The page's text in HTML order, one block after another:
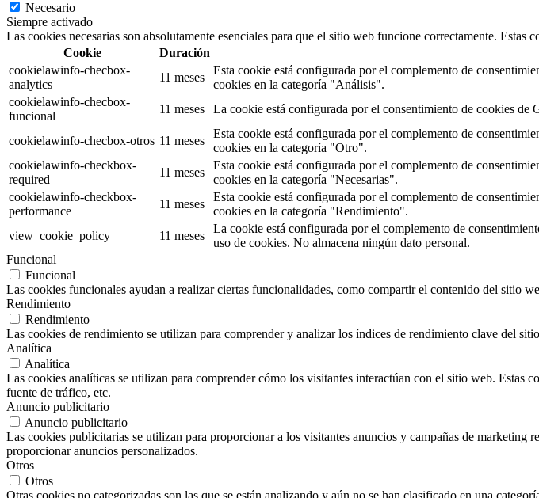
Necesario
Siempre activado
Las cookies necesarias son absolutamente esenciales para que el sitio web funcione correctamente.
Cookie
Duración
cookielawinfo-checbox-
analytics
11 meses
Esta cookie está configurada por el complemento de
cookies en la categoría "Análisis".
cookielawinfo-checbox-
funcional
11 meses La cookie está configurada por el consentimiento de cookies
cookielawinfo-checbox-otros 11 meses
Esta cookie está configurada por el complemento de
cookies en la categoría "Otro".
cookielawinfo-checkbox-
required
11 meses
Esta cookie está configurada por el complemento de
cookies en la categoría "Necesarias".
cookielawinfo-checkbox-
performance
11 meses
Esta cookie está configurada por el complemento de
cookies en la categoría "Rendimiento".
view_cookie_policy
11 meses
La cookie está configurada por el complemento de
uso de cookies. No almacena ningún dato personal.
Funcional
Funcional
Las cookies funcionales ayudan a realizar ciertas funcionalidades, como compartir el contenido del sitio
Rendimiento
Rendimiento
Las cookies de rendimiento se utilizan para comprender y analizar los índices de rendimiento clave del
Analítica
Analítica
Las cookies analíticas se utilizan para comprender cómo los visitantes interactúan con el sitio web. Estas
fuente de tráfico, etc.
Anuncio publicitario
Anuncio publicitario
Las cookies publicitarias se utilizan para proporcionar a los visitantes anuncios y campañas de
proporcionar anuncios personalizados.
Otros
Otros